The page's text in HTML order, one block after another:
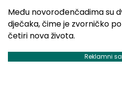
Među novorođenčadima su
dječaka, čime je zvorničko
četiri nova života.
Reklamni